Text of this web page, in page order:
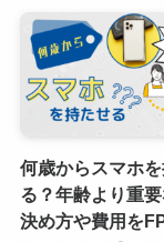
何歳からスマホ
る？年齢より重
決め方や費用を